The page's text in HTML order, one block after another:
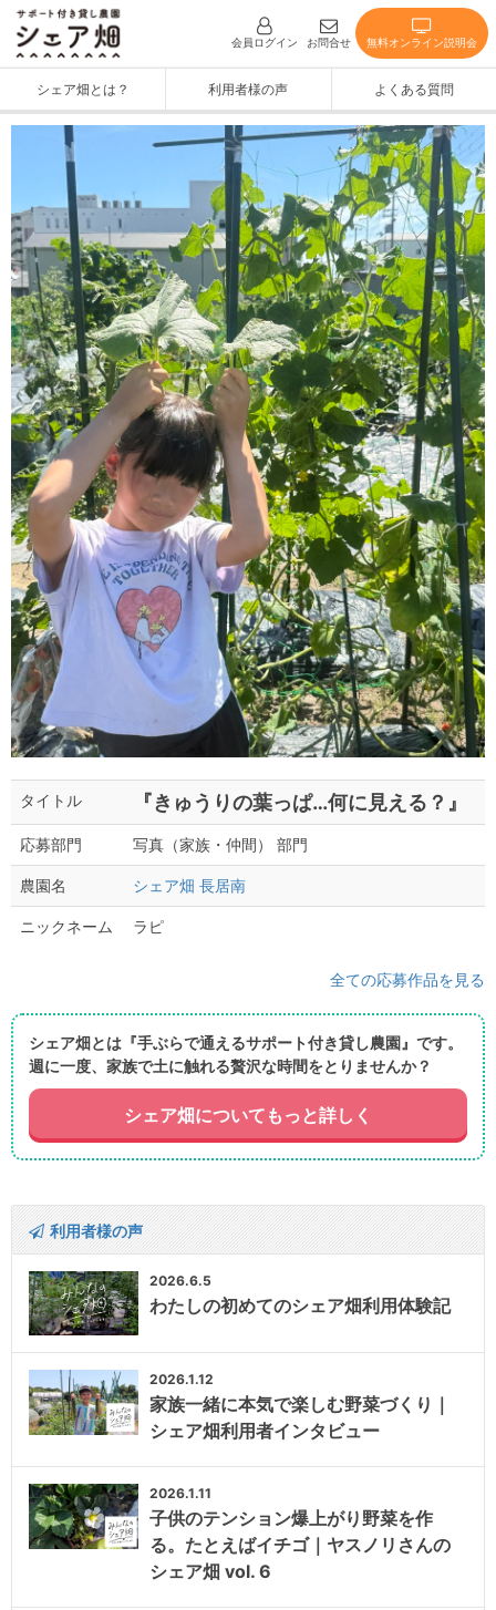
会員ログイン お問合せ 無料オンライン説明会
シェア畑とは？ 利用者様の声 よくある質問
タイトル 『きゅうりの葉っぱ…何に見える？』
応募部門 写真（家族・仲間） 部門
農園名 シェア畑 長居南
ニックネーム ラピ
全ての応募作品を見る
シェア畑とは『手ぶらで通えるサポート付き貸し農園』です。
週に一度、家族で土に触れる贅沢な時間をとりませんか？
シェア畑についてもっと詳しく
利用者様の声
2026.6.5
わたしの初めてのシェア畑利用体験記
2026.1.12
家族一緒に本気で楽しむ野菜づくり｜
シェア畑利用者インタビュー
2026.1.11
子供のテンション爆上がり野菜を作
る。たとえばイチゴ｜ヤスノリさんの
シェア畑 vol. 6